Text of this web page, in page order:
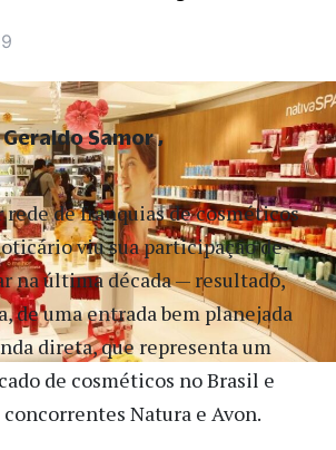
rede de franquias de cosméticos
viu sua participação de
na última década — resultado,
de uma entrada bem planejada
direta, que representa um
de cosméticos no Brasil e
Natura e Avon.
Samor